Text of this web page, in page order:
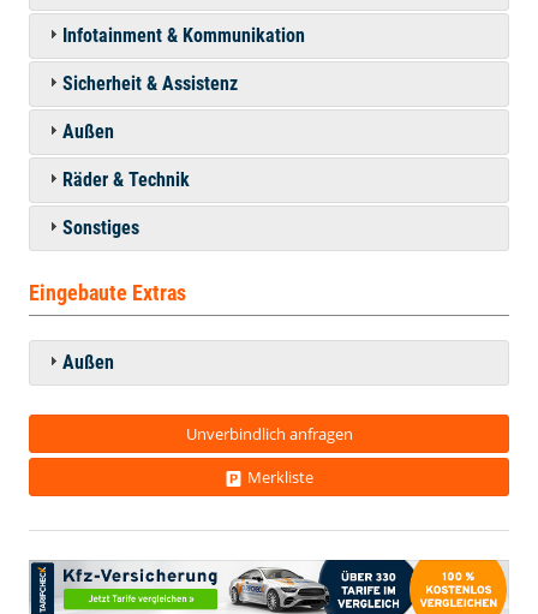
Infotainment & Kommunikation
Sicherheit & Assistenz
Außen
Räder & Technik
Sonstiges
Eingebaute Extras
Außen
Unverbindlich anfragen
Merkliste